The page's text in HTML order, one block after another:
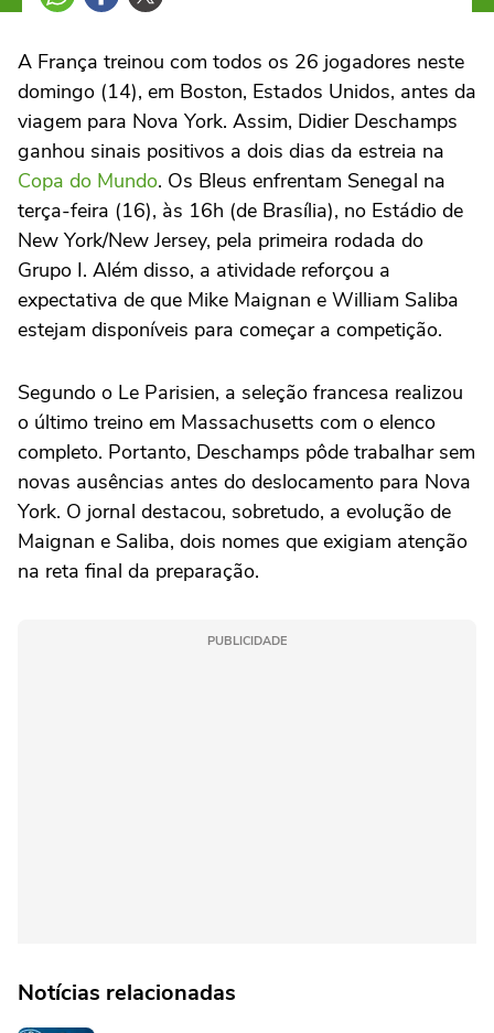
A França treinou com todos os 26 jogadores neste
domingo (14), em Boston, Estados Unidos, antes da
viagem para Nova York. Assim, Didier Deschamps
ganhou sinais positivos a dois dias da estreia na
Copa do Mundo. Os Bleus enfrentam Senegal na
terça-feira (16), às 16h (de Brasília), no Estádio de
New York/New Jersey, pela primeira rodada do
Grupo I. Além disso, a atividade reforçou a
expectativa de que Mike Maignan e William Saliba
estejam disponíveis para começar a competição.
Segundo o Le Parisien, a seleção francesa realizou
o último treino em Massachusetts com o elenco
completo. Portanto, Deschamps pôde trabalhar sem
novas ausências antes do deslocamento para Nova
York. O jornal destacou, sobretudo, a evolução de
Maignan e Saliba, dois nomes que exigiam atenção
na reta final da preparação.
PUBLICIDADE
Notícias relacionadas